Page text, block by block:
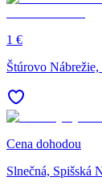
1 €
Štúrovo
Cena dohodou
Slnečná, Spišská